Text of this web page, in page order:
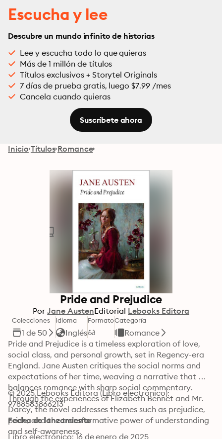
Escucha y lee
Descubre un mundo infinito de historias
Lee y escucha todo lo que quieras
Más de 1 millón de títulos
Títulos exclusivos + Storytel Originals
7 días de prueba gratis, luego $7.99 /mes
Cancela cuando quieras
Suscríbete ahora
Inicio Títulos Romance
Pride and Prejudice
Por Jane AustenEditorial Lebooks Editora
Colecciones
1 de 50
Idioma
Inglés
FormatoCategoría
Romance
Pride and Prejudice is a timeless exploration of love,
social class, and personal growth, set in Regency-era
England. Jane Austen critiques the social norms and
expectations of her time, weaving a narrative that
balances romance with sharp social commentary.
Through the experiences of Elizabeth Bennet and Mr.
Darcy, the novel addresses themes such as prejudice,
pride, and the transformative power of understanding
and self-awareness.
© 2025 Lebooks Editora (Libro electrónico):
9788583866213
Fecha de lanzamiento
Libro electrónico: 16 de enero de 2025